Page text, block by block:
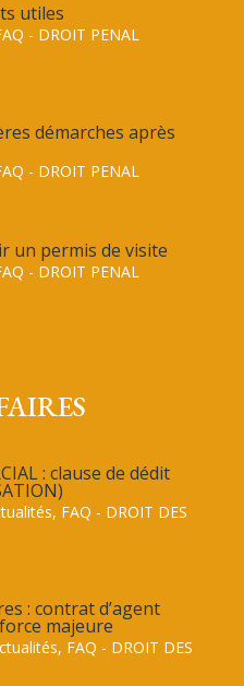
utiles
- DROIT PENAL
démarches après
- DROIT PENAL
un permis de visite
- DROIT PENAL
: clause de dédit
, FAQ - DROIT DES
: contrat d’agent
majeure
, FAQ - DROIT DES